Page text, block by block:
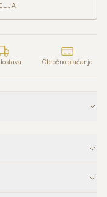
Obročno plaćanje